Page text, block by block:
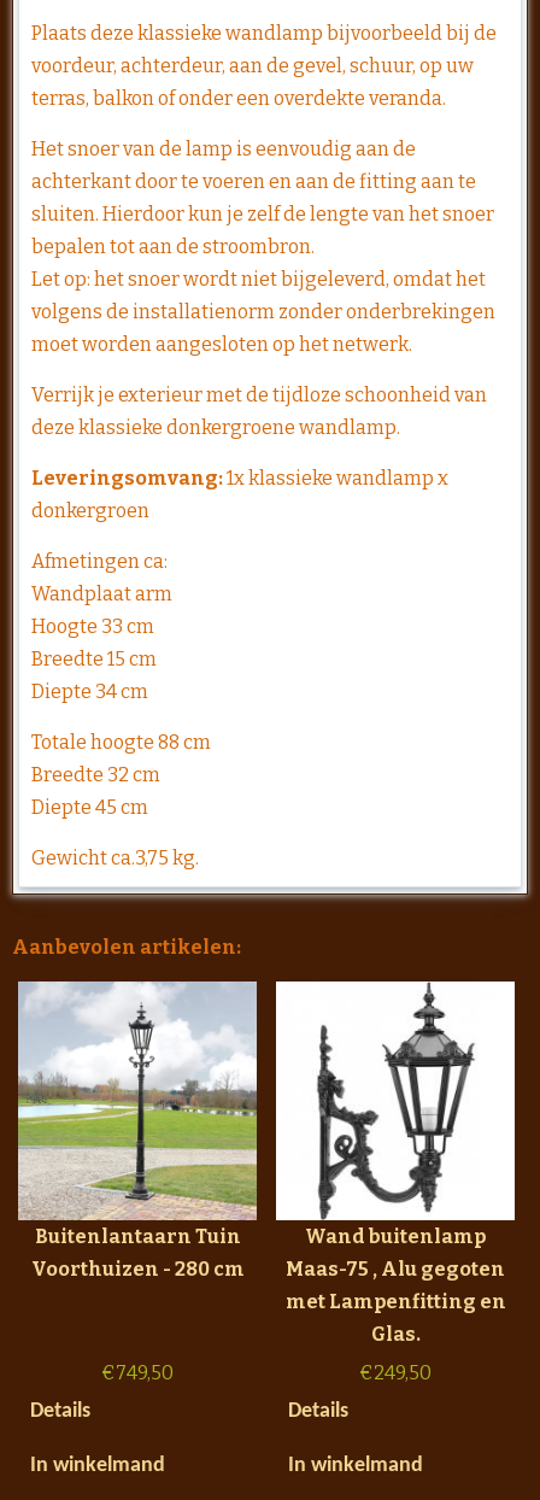
Plaats deze klassieke wandlamp bijvoorbeeld bij de
voordeur, achterdeur, aan de gevel, schuur, op uw
terras, balkon of onder een overdekte veranda.
Het snoer van de lamp is eenvoudig aan de
achterkant door te voeren en aan de fitting aan te
sluiten. Hierdoor kun je zelf de lengte van het snoer
bepalen tot aan de stroombron.
​Let op: het snoer wordt niet bijgeleverd, omdat het
volgens de installatienorm zonder onderbrekingen
moet worden aangesloten op het netwerk.
Verrijk je exterieur met de tijdloze schoonheid van
deze klassieke donkergroene wandlamp.
Leveringsomvang:1x klassieke wandlamp x
donkergroen
Afmetingen ca:
Wandplaat arm
Hoogte 33 cm
Breedte 15 cm
Diepte 34 cm
Totale hoogte 88 cm
Breedte 32 cm
Diepte 45 cm
Gewicht ca.3,75 kg.
Aanbevolen artikelen:
Buitenlantaarn Tuin
Voorthuizen - 280 cm
€749,50
Details
In winkelmand
Wand buitenlamp
Maas-75 , Alu gegoten
met Lampenfitting en
Glas.
€249,50
Details
In winkelmand